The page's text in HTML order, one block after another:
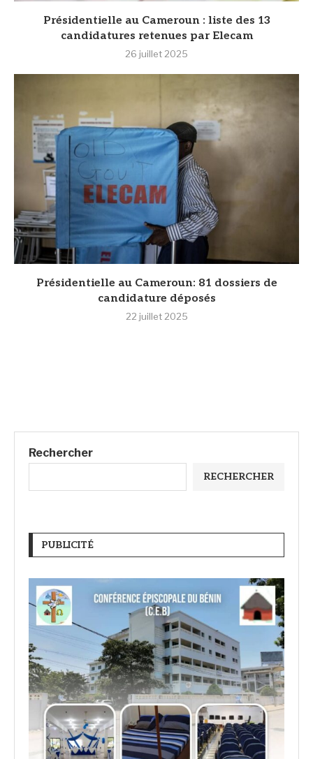
Présidentielle au Cameroun : liste des 13
candidatures retenues par Elecam
26 juillet 2025
Présidentielle au Cameroun: 81 dossiers de
candidature déposés
22 juillet 2025
Rechercher
RECHERCHER
PUBLICITÉ